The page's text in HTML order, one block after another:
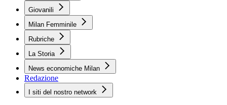
Giovanili
Milan Femminile
Rubriche
La Storia
News economiche Milan
Redazione
I siti del nostro network